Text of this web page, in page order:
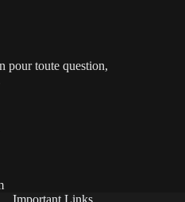
pour toute question,